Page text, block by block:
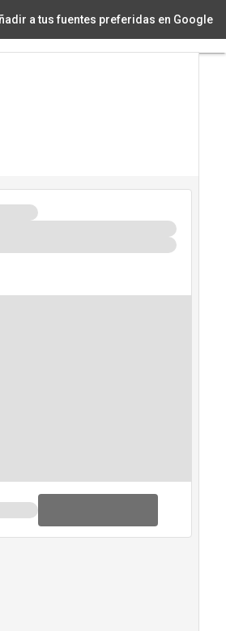
a tus fuentes preferidas en Google